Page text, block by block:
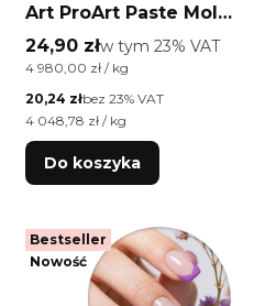
Art ProArt Paste Molly
Nails Purple HEMA/Di-
HEMA Free 5g
Cena brutto
24,90 złw tym %s VAT
w tym 23% VAT
Cena jednostkowa brutto
4 980,00 zł / kg
Cena netto
20,24 złbez 23% VAT
Cena jednostkowa netto
4 048,78 zł / kg
Do koszyka
Bestseller
Nowość